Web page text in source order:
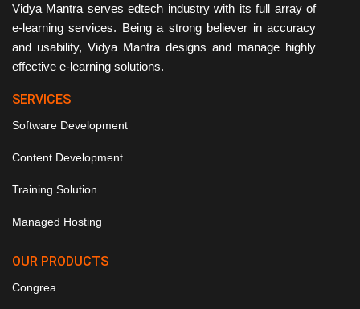
Vidya Mantra serves edtech industry with its full array of
e-learning services. Being a strong believer in accuracy
and usability, Vidya Mantra designs and manage highly
effective e-learning solutions.
SERVICES
Software Development
Content Development
Training Solution
Managed Hosting
OUR PRODUCTS
Congrea